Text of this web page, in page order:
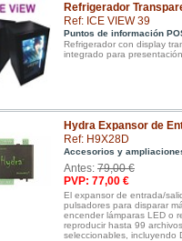
Refrigerador
Ref: ICE VIEW 39
Puntos de información
Refrigerador con display
integrado para
Hydra Expansor de
Ref: H9X28D
Accesorios y
Antes: 79,00 €
PVP: 77,00 €
El expansor de entrada/
pulsadores para disparar
encender lámparas LED o
reproducir hasta 99
seleccionables, incluyendo